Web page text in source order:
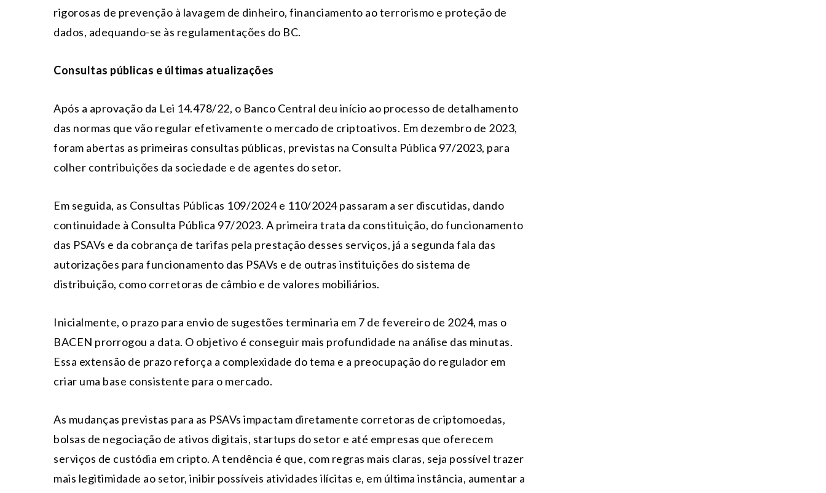
rigorosas de prevenção à lavagem de dinheiro, financiamento ao terrorismo e proteção de
dados, adequando-se às regulamentações do BC.
Consultas públicas e últimas atualizações
Após a aprovação da Lei 14.478/22, o Banco Central deu início ao processo de detalhamento
das normas que vão regular efetivamente o mercado de criptoativos. Em dezembro de 2023,
foram abertas as primeiras consultas públicas, previstas na Consulta Pública 97/2023, para
colher contribuições da sociedade e de agentes do setor.
Em seguida, as Consultas Públicas 109/2024 e 110/2024 passaram a ser discutidas, dando
continuidade à Consulta Pública 97/2023. A primeira trata da constituição, do funcionamento
das PSAVs e da cobrança de tarifas pela prestação desses serviços, já a segunda fala das
autorizações para funcionamento das PSAVs e de outras instituições do sistema de
distribuição, como corretoras de câmbio e de valores mobiliários.
Inicialmente, o prazo para envio de sugestões terminaria em 7 de fevereiro de 2024, mas o
BACEN prorrogou a data. O objetivo é conseguir mais profundidade na análise das minutas.
Essa extensão de prazo reforça a complexidade do tema e a preocupação do regulador em
criar uma base consistente para o mercado.
As mudanças previstas para as PSAVs impactam diretamente corretoras de criptomoedas,
bolsas de negociação de ativos digitais, startups do setor e até empresas que oferecem
serviços de custódia em cripto. A tendência é que, com regras mais claras, seja possível trazer
mais legitimidade ao setor, inibir possíveis atividades ilícitas e, em última instância, aumentar a